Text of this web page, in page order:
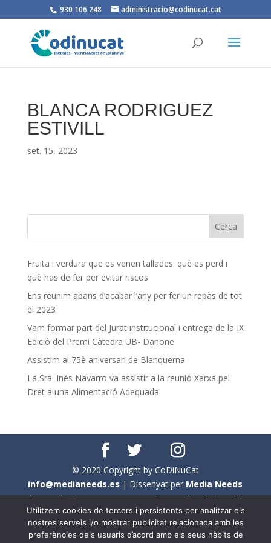
930 106 248 administracio@codinucat.cat
BLANCA RODRIGUEZ
ESTIVILL
set. 15, 2023
Fruita i verdura que es venen tallades: què es perd i
què has de fer per evitar riscos
Ens reunim abans d’acabar l’any per fer un repàs de tot
el 2023
Vam formar part del Jurat institucional i entrega de la IX
Edició del Premi Càtedra UB- Danone
Assistim al 75è aniversari de Blanquerna
La Sra. Inés Navarro va assistir a la reunió Xarxa pel
Dret a una Alimentació Adequada
© 2020 Copyright by CoDiNuCat
info@medianeeds.es | Dissenyat per Media Needs
| Tots els drets reservats aCoDiNuCat |Avís legal|
Avís per cookies
En aquest web s'ha tingut en compte l'ús no sexista del
Utilitzem cookies de tercers i persistents per analitzar els
nostres serveis i/o mostrar publicitat relacionada amb les
preferències dels usuaris d’acord amb els seus hàbits de